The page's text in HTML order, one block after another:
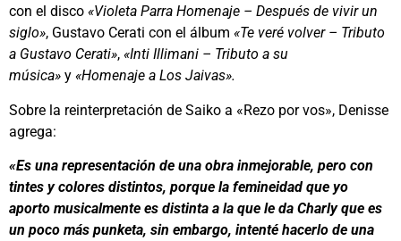
con el disco «Violeta Parra Homenaje – Después de vivir un
siglo», Gustavo Cerati con el álbum «Te veré volver – Tributo
a Gustavo Cerati», «Inti Illimani – Tributo a su
música» y «Homenaje a Los Jaivas».
Sobre la reinterpretación de Saiko a «Rezo por vos», Denisse
agrega:
«Es una representación de una obra inmejorable, pero con
tintes y colores distintos, porque la femineidad que yo
aporto musicalmente es distinta a la que le da Charly que es
un poco más punketa, sin embargo, intenté hacerlo de una